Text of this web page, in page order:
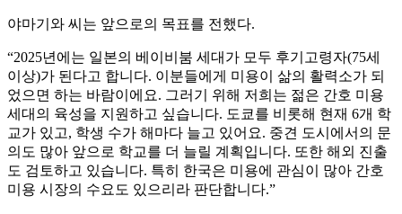
야마기와 씨는 앞으로의 목표를 전했다.
“2025년에는 일본의 베이비붐 세대가 모두 후기고령자(75세
이상)가 된다고 합니다. 이분들에게 미용이 삶의 활력소가 되
었으면 하는 바람이에요. 그러기 위해 저희는 젊은 간호 미용
세대의 육성을 지원하고 싶습니다. 도쿄를 비롯해 현재 6개 학
교가 있고, 학생 수가 해마다 늘고 있어요. 중견 도시에서의 문
의도 많아 앞으로 학교를 더 늘릴 계획입니다. 또한 해외 진출
도 검토하고 있습니다. 특히 한국은 미용에 관심이 많아 간호
미용 시장의 수요도 있으리라 판단합니다.”